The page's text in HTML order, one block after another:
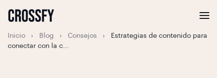
Inicio › Blog › Consejos ›
Estrategias de contenido para
conectar con la c...